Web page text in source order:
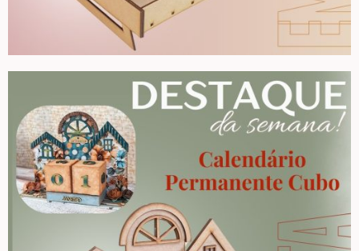
Aviamentos
Decortela
Flores
Rendas – Passamanarias – Fitas
Cordões São Francisco – Cordas